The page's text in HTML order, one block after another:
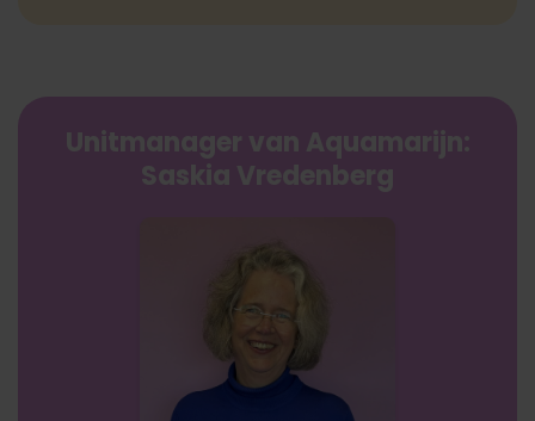
Unitmanager van Aquamarijn:
Saskia Vredenberg